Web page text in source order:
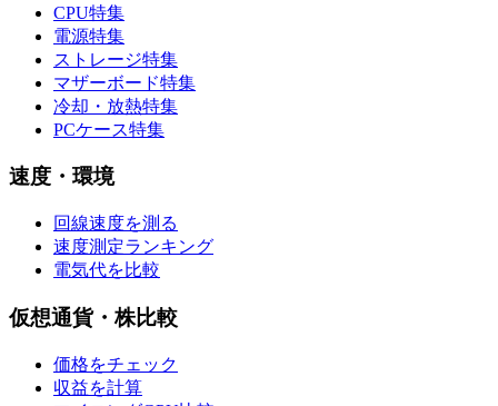
CPU特集
電源特集
ストレージ特集
マザーボード特集
冷却・放熱特集
PCケース特集
速度・環境
回線速度を測る
速度測定ランキング
電気代を比較
仮想通貨・株比較
価格をチェック
収益を計算